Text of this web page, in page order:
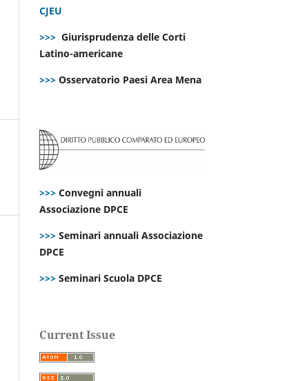
CJEU
>>> Giurisprudenza delle Corti
Latino-americane
>>> Osservatorio Paesi Area Mena
>>> Convegni annuali
Associazione DPCE
>>> Seminari annuali Associazione
DPCE
>>> Seminari Scuola DPCE
Current Issue